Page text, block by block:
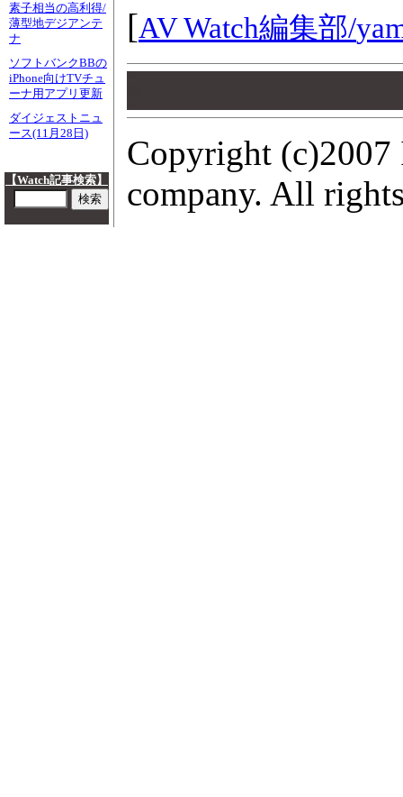
素子相当の高利得/
薄型地デジアンテ
ナ
ソフトバンクBBの
iPhone向けTVチュ
ーナ用アプリ更新
ダイジェストニュ
ース(11月28日)
【Watch記事検索】
[AV Watch編集部/
Copyright (c)2007
company. All